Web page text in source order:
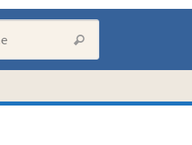
Recherche